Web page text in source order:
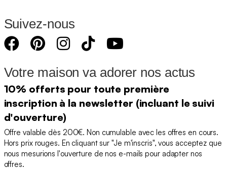
Suivez-nous
Votre maison va adorer nos actus
10% offerts pour toute première
inscription à la newsletter (incluant le suivi
d'ouverture)
Offre valable dès 200€. Non cumulable avec les offres en cours.
Hors prix rouges. En cliquant sur "Je m'inscris", vous acceptez que
nous mesurions l'ouverture de nos e-mails pour adapter nos
offres.